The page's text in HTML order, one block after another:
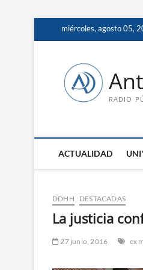
miércoles, agosto 05,
RADIO
ACTUALIDAD
DDHH DESTACADAS
La justicia
27 junio, 2016 ex